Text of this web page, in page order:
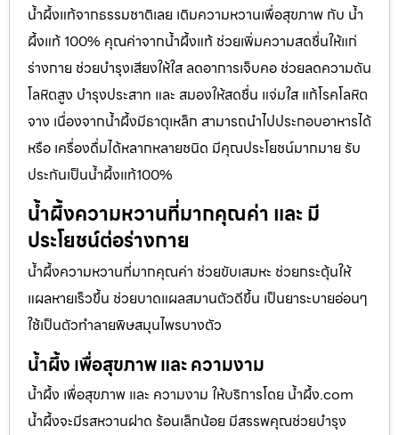
น้ำผึ้งแท้จากธรรมชาติเลย เติมความหวานเพื่อสุขภาพ กับ น้ำ
ผึ้งแท้ 100% คุณค่าจากน้ำผึ้งแท้ ช่วยเพิ่มความสดชื่นให้แก่
ร่างกาย ช่วยบำรุงเสียงให้ใส ลดอาการเจ็บคอ ช่วยลดความดัน
โลหิตสูง บำรุงประสาท และ สมองให้สดชื่น แจ่มใส แก้โรคโลหิต
จาง เนื่องจากน้ำผึ้งมีธาตุเหล็ก สามารถนำไปประกอบอาหารได้
หรือ เครื่องดื่มได้หลากหลายชนิด มีคุณประโยชน์มากมาย รับ
ประกันเป็นน้ำผึ้งแท้100%
น้ำผึ้งความหวานที่มากคุณค่า และ มี
ประโยชน์ต่อร่างกาย
น้ำผึ้งความหวานที่มากคุณค่า ช่วยขับเสมหะ ช่วยกระตุ้นให้
แผลหายเร็วขึ้น ช่วยบาดแผลสมานตัวดีขึ้น เป็นยาระบายอ่อนๆ
ใช้เป็นตัวทำลายพิษสมุนไพรบางตัว
น้ำผึ้ง เพื่อสุขภาพ และ ความงาม
น้ำผึ้ง เพื่อสุขภาพ และ ความงาม ให้บริการโดย น้ำผึ้ง.com
น้ำผึ้งจะมีรสหวานฝาด ร้อนเล็กน้อย มีสรรพคุณช่วยบำรุง